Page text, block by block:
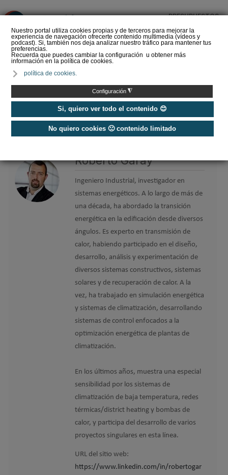
Nuestro portal utiliza cookies propias y de terceros para mejorar la
experiencia de navegación ofrecerte contenido multimedia (vídeos y
podcast). Si, también nos deja analizar nuestro tráfico para mantener tus
preferencias.
Recuerda que puedes cambiar la configuración u obtener más
información en la política de cookies.
política de cookies.
Configuración ◮
Si, quiero ver todo el contenido 😊
No quiero cookies 🙁 contenido limitado
PRESUPUESTOS
del Amperio (Episodio 3)
Etiquetas / Roberto Garay
Roberto Garay
Ingeniero Industrial, investigador en
sistemas energéticos. A lo largo de más de
una década, ha abordado la transición
energética en la edificación desde diversos
ángulos. Es experto en transmisión de
calor, habiendo participado en el diseño,
desarrollo, análisis y experimentación de
diversos sistemas constructivos, sistemas
solares y de recuperación de calor. A la
vez, ha trabajado en simulación energética
y sistemas de climatización, desarrollando
sistemas de control enfocados a la
optimización energética de plantas de
climatización.
En los últimos años, muestra una especial
sensibilidad por los sistemas de
climatización de baja temperatura, redes
térmicas/district heating y bombas de
calor, y participa del desarrollo de varios
proyectos singulares en esta línea.
URL del sitio web:
https://www.linkedin.com/in/robertogar